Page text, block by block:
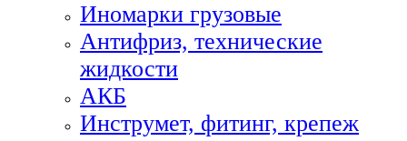
Иномарки грузовые
Антифриз, технические
жидкости
АКБ
Инструмет, фитинг, крепеж